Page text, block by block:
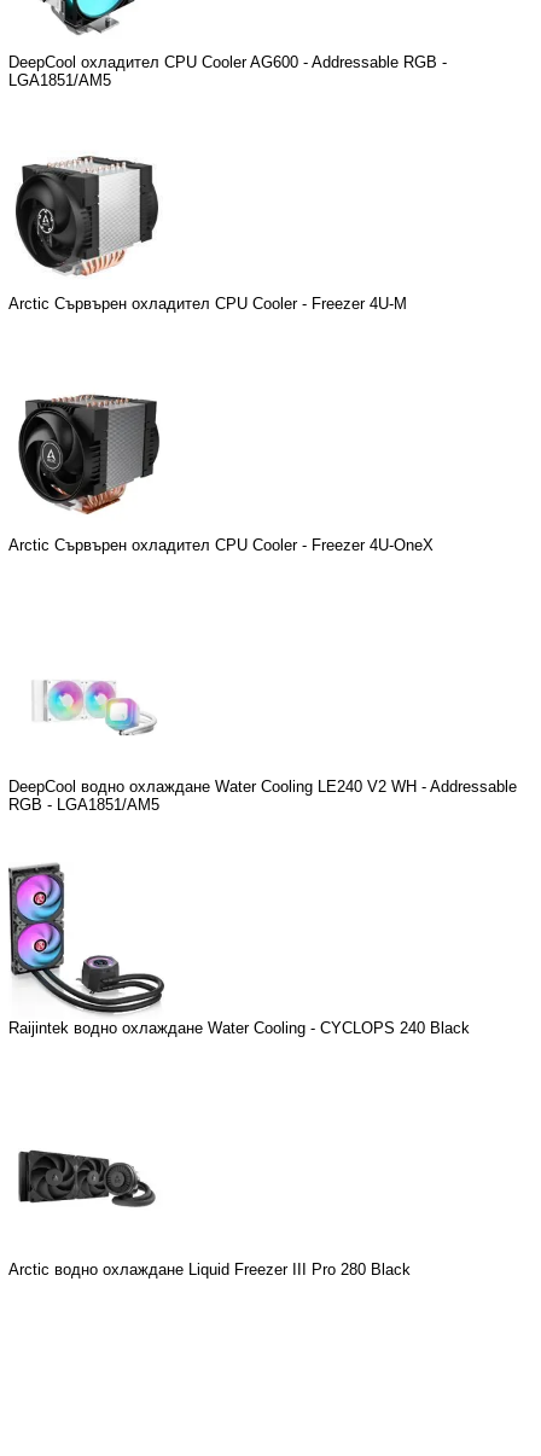
DeepCool охладител CPU Cooler AG600 - Addressable RGB -
LGA1851/AM5
Arctic Сървърен охладител CPU Cooler - Freezer 4U-M
Arctic Сървърен охладител CPU Cooler - Freezer 4U-OneX
DeepCool водно охлаждане Water Cooling LE240 V2 WH - Addressable
RGB - LGA1851/AM5
Raijintek водно охлаждане Water Cooling - CYCLOPS 240 Black
Arctic водно охлаждане Liquid Freezer III Pro 280 Black